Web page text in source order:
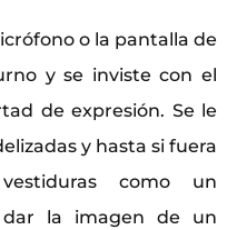
o la pantalla de
y se inviste con el
de expresión. Se le
y hasta si fuera
como un
dar la imagen de un